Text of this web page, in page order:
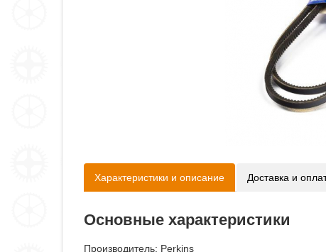
Характеристики и описание Доставка и
Основные характеристики
Производитель: Perkins